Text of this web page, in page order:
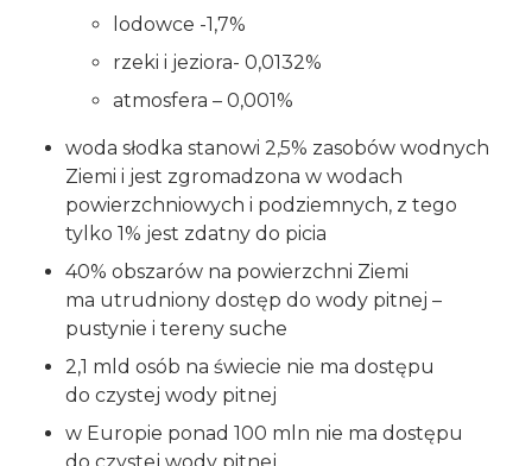
lodowce -1,7%
rzeki i jeziora- 0,0132%
atmosfera – 0,001%
woda słodka stanowi 2,5% zasobów wodnych
Ziemi i jest zgromadzona w wodach
powierzchniowych i podziemnych, z tego
tylko 1% jest zdatny do picia
40% obszarów na powierzchni Ziemi
ma utrudniony dostęp do wody pitnej –
pustynie i tereny suche
2,1 mld osób na świecie nie ma dostępu
do czystej wody pitnej
w Europie ponad 100 mln nie ma dostępu